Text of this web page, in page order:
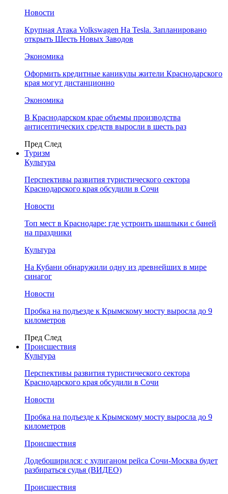
Новости
Крупная Атака Volkswagen На Tesla. Запланировано
открыть Шесть Новых Заводов
Экономика
Оформить кредитные каникулы жители Краснодарского
края могут дистанционно
Экономика
В Краснодарском крае объемы производства
антисептических средств выросли в шесть раз
Пред След
Туризм
Культура
Перспективы развития туристического сектора
Краснодарского края обсудили в Сочи
Новости
Топ мест в Краснодаре: где устроить шашлыки с баней
на праздники
Культура
На Кубани обнаружили одну из древнейших в мире
синагог
Новости
Пробка на подъезде к Крымскому мосту выросла до 9
километров
Пред След
Происшествия
Культура
Перспективы развития туристического сектора
Краснодарского края обсудили в Сочи
Новости
Пробка на подъезде к Крымскому мосту выросла до 9
километров
Происшествия
Додебоширился: с хулиганом рейса Сочи-Москва будет
разбираться судья (ВИДЕО)
Происшествия